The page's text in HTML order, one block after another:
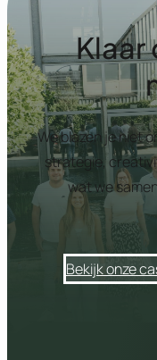
Klaar
We blazen je niet
strategie,
wat we
Bekijk onze